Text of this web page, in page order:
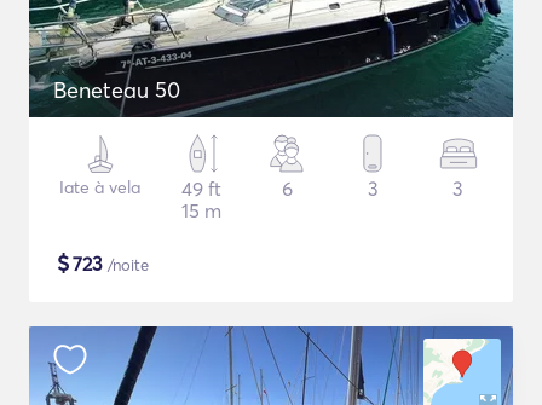
Beneteau 50
Iate à vela
49 ft
15 m
6 3 3
$723 /noite